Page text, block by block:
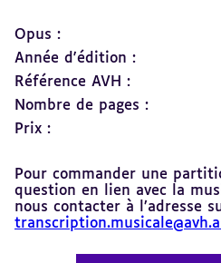
Opus :
Année d'édition :
Référence AVH :
Nombre de pages :
Prix :
Pour commander une
question en lien avec la
nous contacter à l’adresse